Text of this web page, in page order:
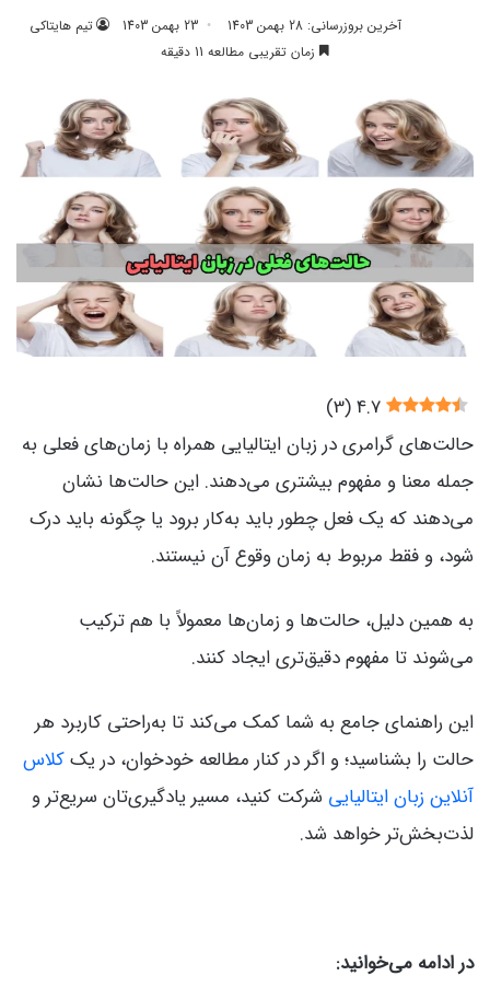
تیم هایتاکی 23 بهمن 1403
آخرین بروزرسانی: 28 بهمن 1403
زمان تقریبی مطالعه 11 دقیقه
4.7
(
3
)
حالت‌های گرامری در زبان ایتالیایی همراه با زمان‌های فعلی به
جمله معنا و مفهوم بیشتری می‌دهند. این حالت‌ها نشان
می‌دهند که یک فعل چطور باید به‌کار برود یا چگونه باید درک
شود، و فقط مربوط به زمان وقوع آن نیستند.
به همین دلیل، حالت‌ها و زمان‌ها معمولاً با هم ترکیب
می‌شوند تا مفهوم دقیق‌تری ایجاد کنند.
این راهنمای جامع به شما کمک می‌کند تا به‌راحتی کاربرد هر
حالت را بشناسید؛ و اگر در کنار مطالعه خودخوان، در یککلاس‌
آنلاین زبان ایتالیایی شرکت کنید، مسیر یادگیری‌تان سریع‌تر و
لذت‌بخش‌تر خواهد شد.
در ادامه می‌خوانید: